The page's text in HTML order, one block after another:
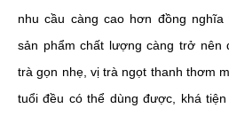
nhu cầu càng cao hơn đồng
sản phẩm chất lượng càng trở nên
trà gọn nhẹ, vị trà ngọt thanh thơm
tuổi đều có thể dùng được, khá